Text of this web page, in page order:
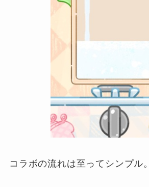
コラボの流れは至ってシンプル。